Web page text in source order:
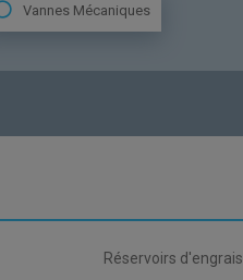
Vannes Mécaniques
Réservoirs d'engrais